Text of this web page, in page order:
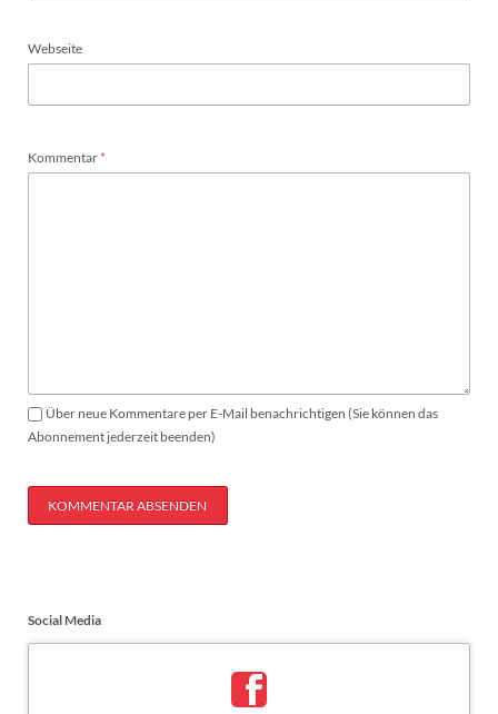
Webseite
Pflichtfeld
Kommentar*
Über neue Kommentare per E-Mail benachrichtigen (Sie können das
Abonnement jederzeit beenden)
KOMMENTAR ABSENDEN
Social Media